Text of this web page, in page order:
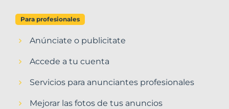
Para profesionales
Anúnciate o publicitate
Accede a tu cuenta
Servicios para anunciantes profesionales
Mejorar las fotos de tus anuncios